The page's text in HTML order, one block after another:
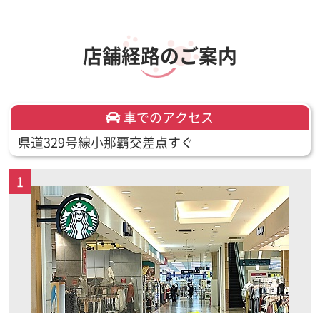
店舗経路のご案内
車でのアクセス
県道329号線小那覇交差点すぐ
1